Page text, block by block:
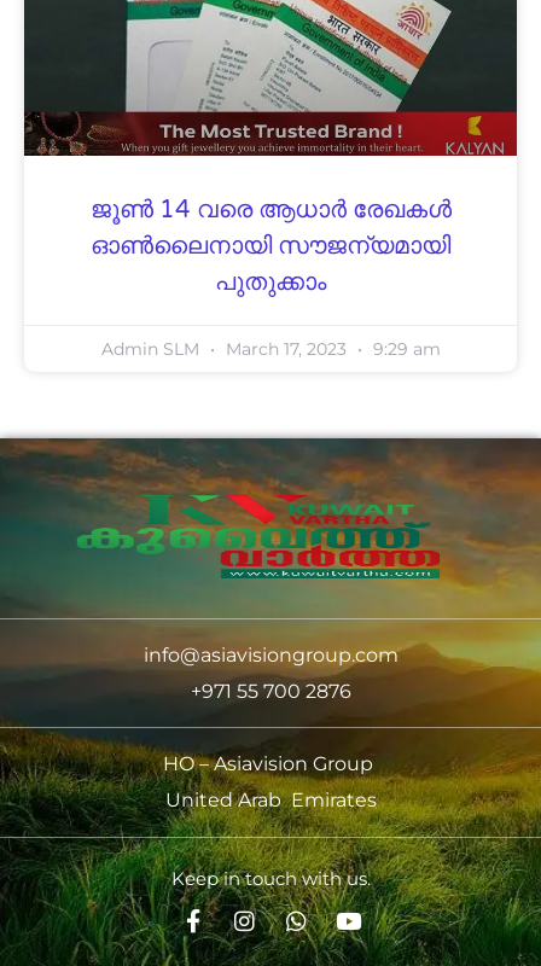
ജൂണ്‍ 14 വരെ ആധാർ രേഖകള്‍
ഓൺലൈനായി സൗജന്യമായി
പുതുക്കാം
Admin SLM March 17, 2023 9:29 am
info@asiavisiongroup.com
+971 55 700 2876
HO – Asiavision Group
United Arab Emirates
Keep in touch with us.